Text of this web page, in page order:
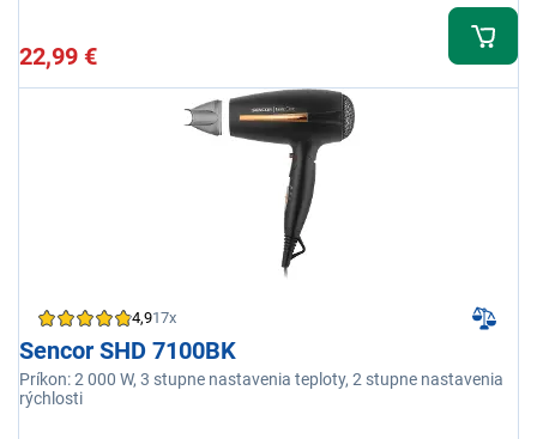
22,99 €
4,917x
Sencor SHD 7100BK
Príkon: 2 000 W, 3 stupne nastavenia teploty, 2 stupne nastavenia
rýchlosti